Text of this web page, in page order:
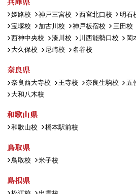
姫路校 神戸三宮校 西宮北口校 明石
宝塚校
加古川校 神戸板宿校 三田校
西神中央校
湊川校 川西能勢口校 岡
大久保校
尼崎校 名谷校
奈良県
奈良西大寺校 王寺校 奈良生駒校 五
大和八木校
和歌山県
和歌山校 橋本駅前校
鳥取県
鳥取校 米子校
島根県